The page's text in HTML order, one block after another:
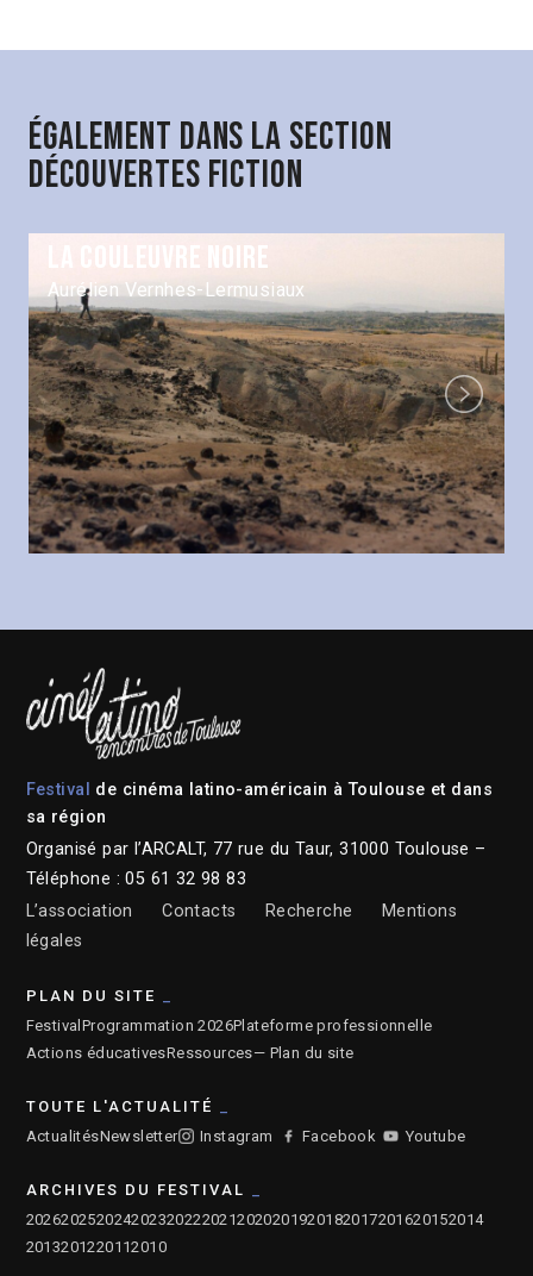
Également dans la section
Découvertes Fiction
La couleuvre noire
Aurélien Vernhes-Lermusiaux
Next
Festival de cinéma latino-américain à Toulouse et dans
sa région
Organisé par l’ARCALT, 77 rue du Taur, 31000 Toulouse –
Téléphone : 05 61 32 98 83
L’association
Contacts Recherche
Mentions
légales
PLAN DU SITE
Festival Programmation 2026Plateforme professionnelle
Actions éducativesRessources— Plan du site
TOUTE L'ACTUALITÉ
ActualitésNewsletter Instagram Facebook Youtube
ARCHIVES DU FESTIVAL
2026202520242023202220212020201920182017201620152014
2013201220112010